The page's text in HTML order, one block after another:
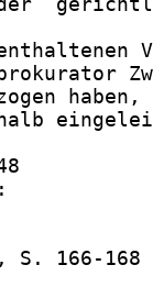
S. 166-168